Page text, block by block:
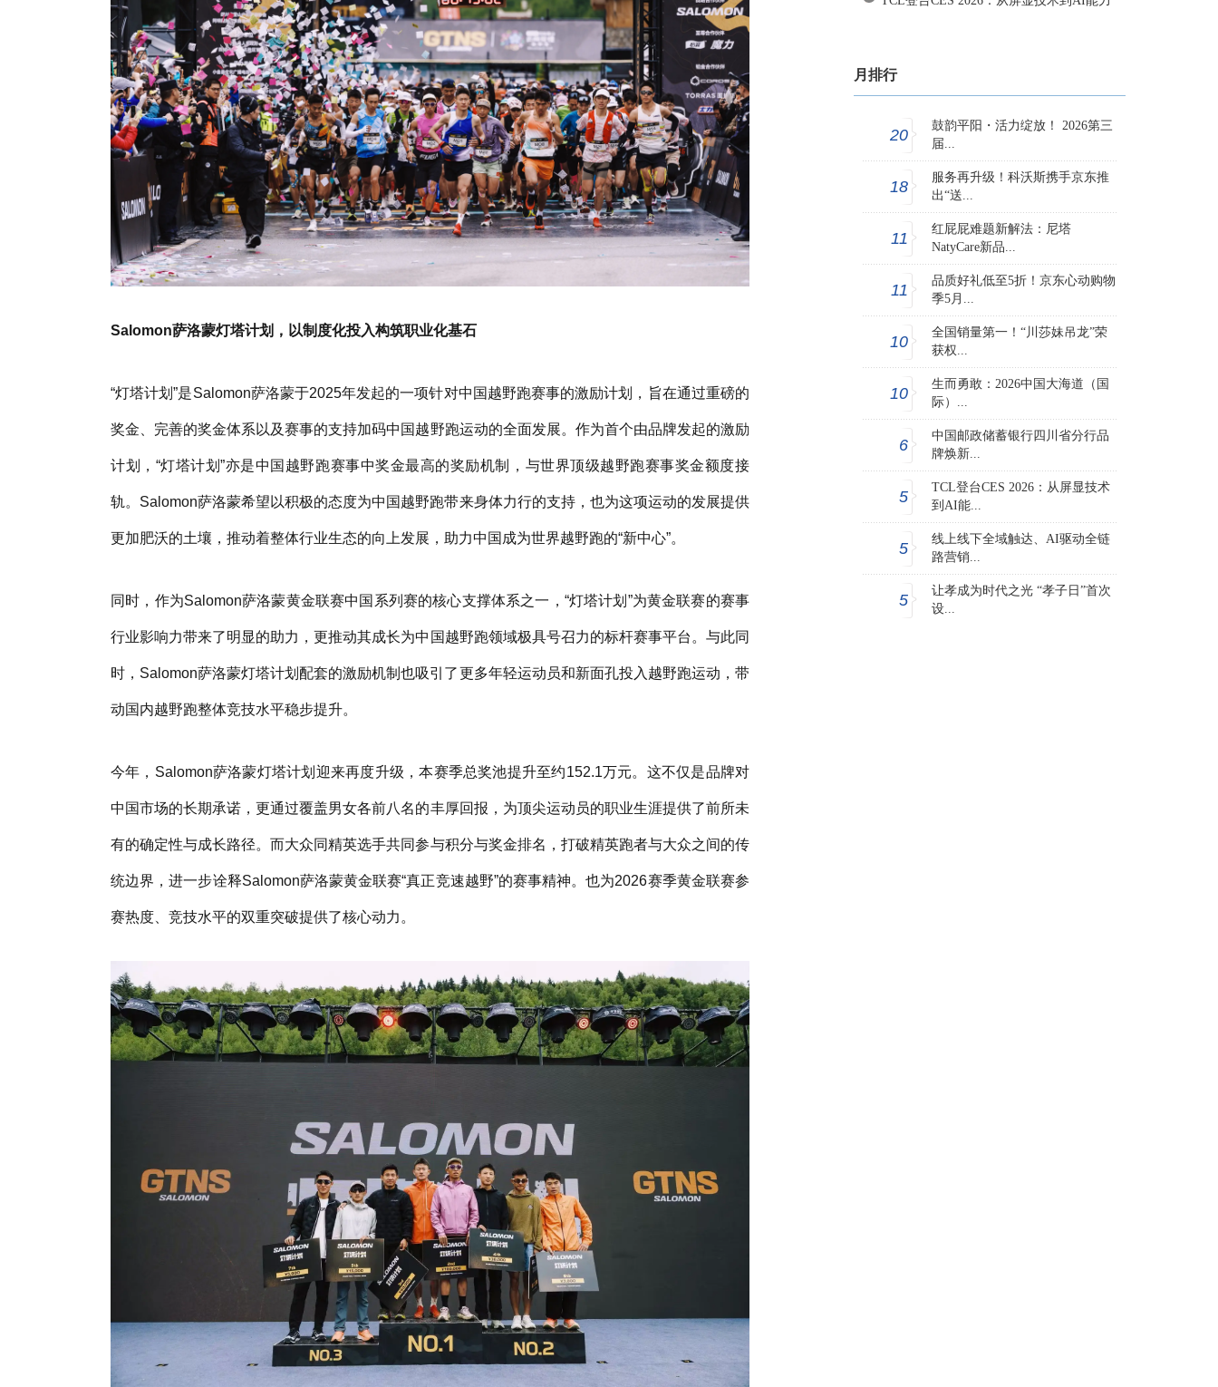
Salomon萨洛蒙灯塔计划，以制度化投入构筑职业化基石
“灯塔计划”是Salomon萨洛蒙于2025年发起的一项针对中国越野跑赛事的激励计划，旨在通过重磅的
奖金、完善的奖金体系以及赛事的支持加码中国越野跑运动的全面发展。作为首个由品牌发起的激励
计划，“灯塔计划”亦是中国越野跑赛事中奖金最高的奖励机制，与世界顶级越野跑赛事奖金额度接
轨。Salomon萨洛蒙希望以积极的态度为中国越野跑带来身体力行的支持，也为这项运动的发展提供
更加肥沃的土壤，推动着整体行业生态的向上发展，助力中国成为世界越野跑的“新中心”。
同时，作为Salomon萨洛蒙黄金联赛中国系列赛的核心支撑体系之一，“灯塔计划”为黄金联赛的赛事
行业影响力带来了明显的助力，更推动其成长为中国越野跑领域极具号召力的标杆赛事平台。与此同
时，Salomon萨洛蒙灯塔计划配套的激励机制也吸引了更多年轻运动员和新面孔投入越野跑运动，带
动国内越野跑整体竞技水平稳步提升。
今年，Salomon萨洛蒙灯塔计划迎来再度升级，本赛季总奖池提升至约152.1万元。这不仅是品牌对
中国市场的长期承诺，更通过覆盖男女各前八名的丰厚回报，为顶尖运动员的职业生涯提供了前所未
有的确定性与成长路径。而大众同精英选手共同参与积分与奖金排名，打破精英跑者与大众之间的传
统边界，进一步诠释Salomon萨洛蒙黄金联赛“真正竞速越野”的赛事精神。也为2026赛季黄金联赛参
赛热度、竞技水平的双重突破提供了核心动力。
月排行
20
鼓韵平阳・活力绽放！ 2026第三
届...
18
服务再升级！科沃斯携手京东推
出“送...
11
红屁屁难题新解法：尼塔
NatyCare新品...
11
品质好礼低至5折！京东心动购物
季5月...
10
全国销量第一！“川莎妹吊龙”荣
获权...
10
​生而勇敢：2026中国大海道（国
际）...
6
中国邮政储蓄银行四川省分行品
牌焕新...
5
TCL登台CES 2026：从屏显技术
到AI能...
5
线上线下全域触达、AI驱动全链
路营销...
5
让孝成为时代之光 “孝子日”首次
设...